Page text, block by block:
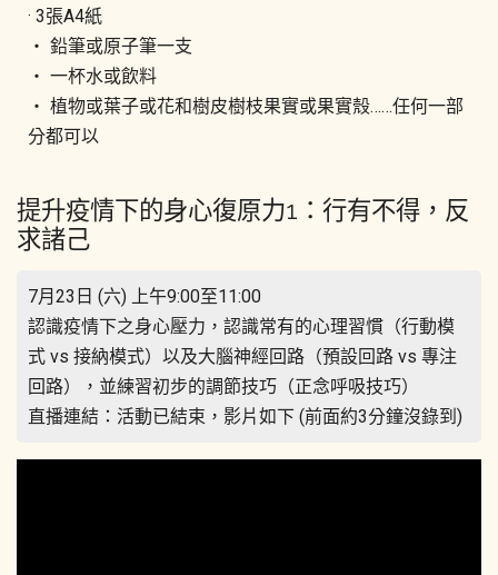
· 3張A4紙
‧ 鉛筆或原子筆一支
‧ 一杯水或飲料
‧ 植物或葉子或花和樹皮樹枝果實或果實殼……任何一部
分都可以
提升疫情下的身心復原力1：行有不得，反
求諸己
7月23日 (六) 上午9:00至11:00
認識疫情下之身心壓力，認識常有的心理習慣（行動模
式 vs 接納模式）以及大腦神經回路（預設回路 vs 專注
回路），並練習初步的調節技巧（正念呼吸技巧）
直播連結：活動已結束，影片如下 (前面約3分鐘沒錄到)